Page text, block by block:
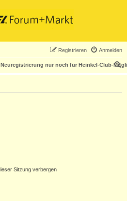
Anmelden
Registrieren
nur noch für Heinkel-Club-
S
u
Sitzung verbergen